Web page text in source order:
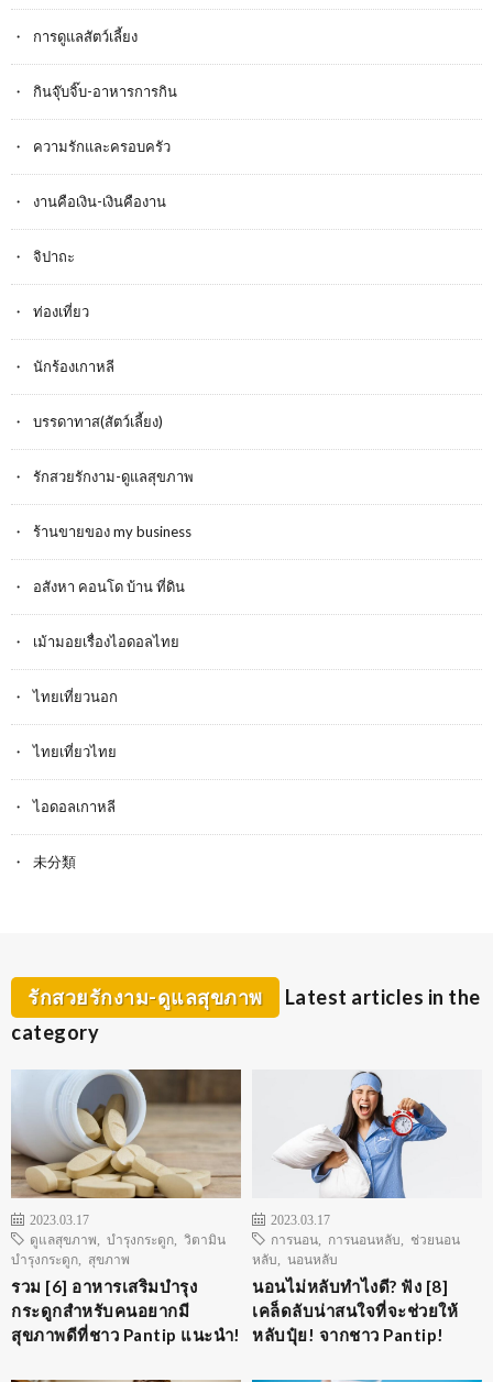
การดูแลสัตว์เลี้ยง
กินจุ๊บจิ๊บ-อาหารการกิน
ความรักและครอบครัว
งานคือเงิน-เงินคืองาน
จิปาถะ
ท่องเที่ยว
นักร้องเกาหลี
บรรดาทาส(สัตว์เลี้ยง)
รักสวยรักงาม-ดูแลสุขภาพ
ร้านขายของ my business
อสังหา คอนโด บ้าน ที่ดิน
เม้ามอยเรื่องไอดอลไทย
ไทยเที่ยวนอก
ไทยเที่ยวไทย
ไอดอลเกาหลี
未分類
รักสวยรักงาม-ดูแลสุขภาพ
Latest articles in the
category
2023.03.17
ดูแลสุขภาพ
บำรุงกระดูก
วิตามิน
บำรุงกระดูก
สุขภาพ
รวม [6] อาหารเสริมบำรุง
กระดูกสำหรับคนอยากมี
สุขภาพดีที่ชาว Pantip แนะนำ!
2023.03.17
การนอน
การนอนหลับ
ช่วยนอน
หลับ
นอนหลับ
นอนไม่หลับทำไงดี? ฟัง [8]
เคล็ดลับน่าสนใจที่จะช่วยให้
หลับปุ๋ย! จากชาว Pantip!